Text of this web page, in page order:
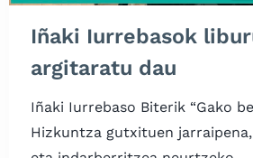
Iñaki Iurrebasok
argitaratu dau
Iñaki Iurrebaso Biterik “Gako
Hizkuntza gutxituen